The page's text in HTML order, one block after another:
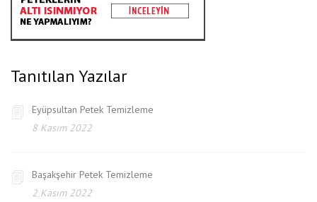
Tanıtılan Yazılar
Eyüpsultan Petek Temizleme
8 Kasım 2022
Başakşehir Petek Temizleme
2 Kasım 2022